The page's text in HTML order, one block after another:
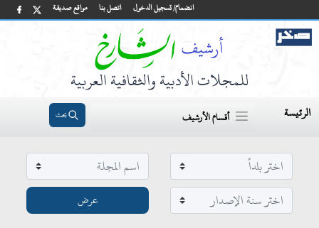
مواقع صديقة اتصل بنا انضمام/ تسجيل الدخول
للمجلات الأدبية والثقافية العربية
الرئيسة أقسام الأرشيف بحث